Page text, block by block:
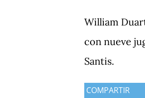
William
con nueve
Santis.
COMPARTIR